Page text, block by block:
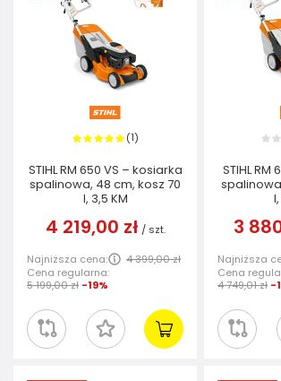
(1)
STIHL RM 650 VS – kosiarka
spalinowa, 48 cm, kosz 70
l, 3,5 KM
4 219,00 zł / szt.
Najniższa cena:
4 399,00 zł
Cena regularna:
5 199,00 zł -19%
STIHL
3
Najniższa
Cena
4 749,01 zł -